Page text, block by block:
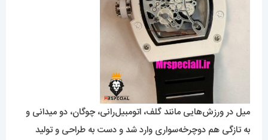
میل در ورزش‌هایی مانند گلف، اتومبیل‌رانی، چوگان، دو میدانی و
به تازگی هم دوچرخه‌سواری وارد شد و دست به طراحی و تولید